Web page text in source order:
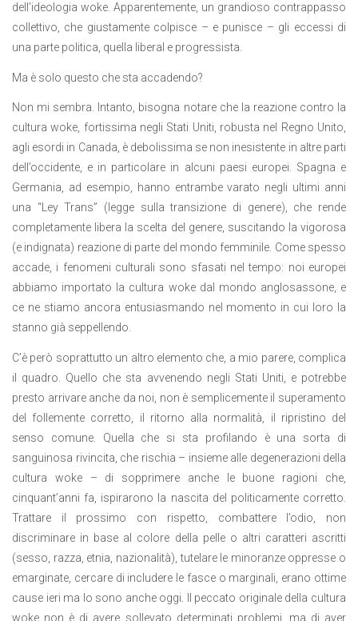
dell’ideologia woke. Apparentemente, un grandioso contrappasso
collettivo, che giustamente colpisce – e punisce – gli eccessi di
una parte politica, quella liberal e progressista.
Ma è solo questo che sta accadendo?
Non mi sembra. Intanto, bisogna notare che la reazione contro la
cultura woke, fortissima negli Stati Uniti, robusta nel Regno Unito,
agli esordi in Canada, è debolissima se non inesistente in altre parti
dell’occidente, e in particolare in alcuni paesi europei. Spagna e
Germania, ad esempio, hanno entrambe varato negli ultimi anni
una “Ley Trans” (legge sulla transizione di genere), che rende
completamente libera la scelta del genere, suscitando la vigorosa
(e indignata) reazione di parte del mondo femminile. Come spesso
accade, i fenomeni culturali sono sfasati nel tempo: noi europei
abbiamo importato la cultura woke dal mondo anglosassone, e
ce ne stiamo ancora entusiasmando nel momento in cui loro la
stanno già seppellendo.
C’è però soprattutto un altro elemento che, a mio parere, complica
il quadro. Quello che sta avvenendo negli Stati Uniti, e potrebbe
presto arrivare anche da noi, non è semplicemente il superamento
del follemente corretto, il ritorno alla normalità, il ripristino del
senso comune. Quella che si sta profilando è una sorta di
sanguinosa rivincita, che rischia – insieme alle degenerazioni della
cultura woke – di sopprimere anche le buone ragioni che,
cinquant’anni fa, ispirarono la nascita del politicamente corretto.
Trattare il prossimo con rispetto, combattere l’odio, non
discriminare in base al colore della pelle o altri caratteri ascritti
(sesso, razza, etnia, nazionalità), tutelare le minoranze oppresse o
emarginate, cercare di includere le fasce o marginali, erano ottime
cause ieri ma lo sono anche oggi. Il peccato originale della cultura
woke non è di avere sollevato determinati problemi, ma di aver